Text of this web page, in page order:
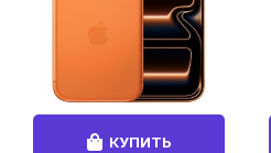
КУПИТЬ